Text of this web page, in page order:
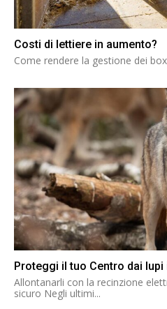
Costi di lettiere in aumento?
Come rendere la gestione dei
Proteggi il tuo Centro dai
Allontanarli con la recinzione
sicuro Negli ultimi...